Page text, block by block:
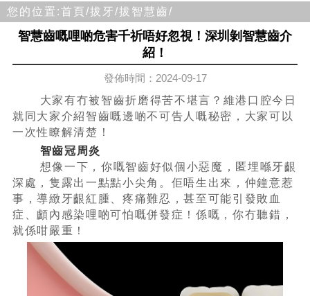
您的位置:首頁/拔牙/拔智慧齒/
智慧齒嘅哩啲危害千祈唔好忽視！深圳剝智慧齒介
紹！
發佈時間：2024-09-17
大家有冇被智齒折磨得苦不堪言？維港口腔今日
就同大家介紹智齒嘅邊啲不可告人嘅秘密，大家可以
一次性瞭解清楚！
智齒冠周炎
想像一下，你嘅智齒好似個小惡魔，匿埋喺牙齦
深處，隻露出一點點小尖角。佢唔生出來，仲鐘意惹
事，導緻牙齦紅腫、疼痛難忍，甚至可能引發敗血
症、顱內感染哩啲可怕嘅併發症！係嘅，你冇聽錯，
就係咁嚴重！